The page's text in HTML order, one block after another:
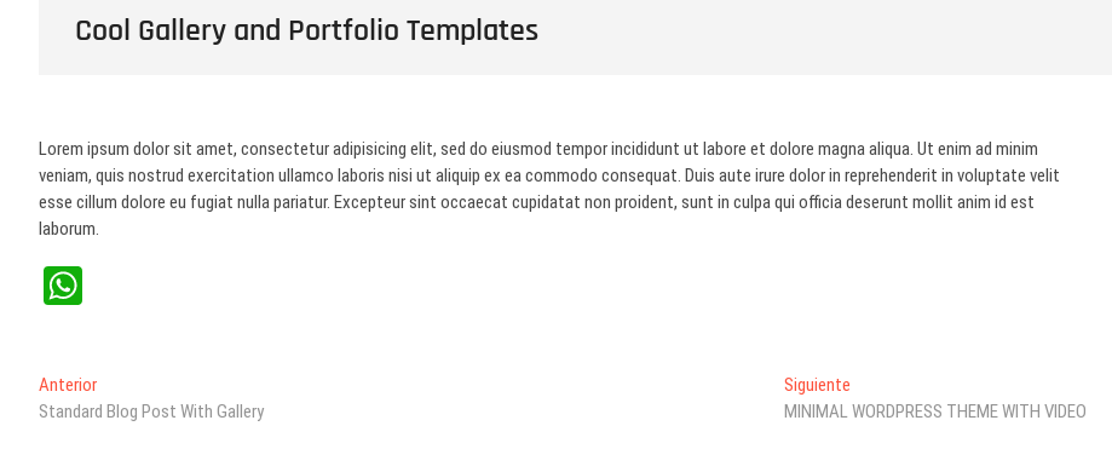
Cool Gallery and Portfolio Templates
Lorem ipsum dolor sit amet, consectetur adipisicing elit, sed do eiusmod tempor incididunt ut labore et dolore magna aliqua. Ut enim ad minim
veniam, quis nostrud exercitation ullamco laboris nisi ut aliquip ex ea commodo consequat. Duis aute irure dolor in reprehenderit in voluptate velit
esse cillum dolore eu fugiat nulla pariatur. Excepteur sint occaecat cupidatat non proident, sunt in culpa qui officia deserunt mollit anim id est
laborum.
A
Navegación
de
AnteriorEntrada
anterior:
Standard Blog Post With Gallery
Siguiente
siguiente:
MINIMAL WORDPRESS THEME WITH VIDEO